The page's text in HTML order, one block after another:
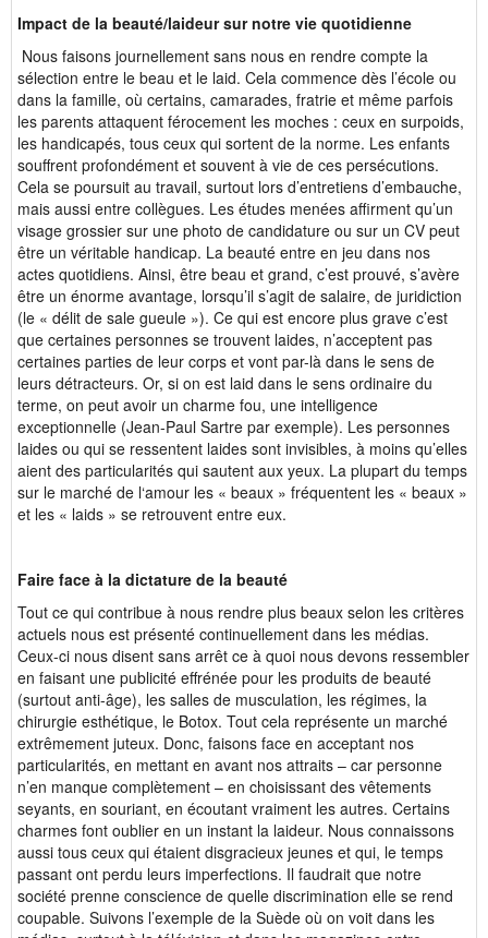
Impact de la beauté/laideur sur notre vie quotidienne
Nous faisons journellement sans nous en rendre compte la
sélection entre le beau et le laid. Cela commence dès l’école ou
dans la famille, où certains, camarades, fratrie et même parfois
les parents attaquent férocement les moches : ceux en surpoids,
les handicapés, tous ceux qui sortent de la norme. Les enfants
souffrent profondément et souvent à vie de ces persécutions.
Cela se poursuit au travail, surtout lors d’entretiens d’embauche,
mais aussi entre collègues. Les études menées affirment qu’un
visage grossier sur une photo de candidature ou sur un CV peut
être un véritable handicap. La beauté entre en jeu dans nos
actes quotidiens. Ainsi, être beau et grand, c’est prouvé, s’avère
être un énorme avantage, lorsqu’il s’agit de salaire, de juridiction
(le « délit de sale gueule »). Ce qui est encore plus grave c’est
que certaines personnes se trouvent laides, n’acceptent pas
certaines parties de leur corps et vont par-là dans le sens de
leurs détracteurs. Or, si on est laid dans le sens ordinaire du
terme, on peut avoir un charme fou, une intelligence
exceptionnelle (Jean-Paul Sartre par exemple). Les personnes
laides ou qui se ressentent laides sont invisibles, à moins qu’elles
aient des particularités qui sautent aux yeux. La plupart du temps
sur le marché de l‘amour les « beaux » fréquentent les « beaux »
et les « laids » se retrouvent entre eux.
Faire face à la dictature de la beauté
Tout ce qui contribue à nous rendre plus beaux selon les critères
actuels nous est présenté continuellement dans les médias.
Ceux-ci nous disent sans arrêt ce à quoi nous devons ressembler
en faisant une publicité effrénée pour les produits de beauté
(surtout anti-âge), les salles de musculation, les régimes, la
chirurgie esthétique, le Botox. Tout cela représente un marché
extrêmement juteux. Donc, faisons face en acceptant nos
particularités, en mettant en avant nos attraits – car personne
n’en manque complètement – en choisissant des vêtements
seyants, en souriant, en écoutant vraiment les autres. Certains
charmes font oublier en un instant la laideur. Nous connaissons
aussi tous ceux qui étaient disgracieux jeunes et qui, le temps
passant ont perdu leurs imperfections. Il faudrait que notre
société prenne conscience de quelle discrimination elle se rend
coupable. Suivons l’exemple de la Suède où on voit dans les